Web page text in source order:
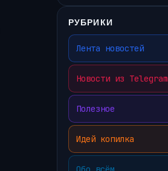
РУБРИКИ
Лента новостей
Новости из Telegram
Полезное
Идей копилка